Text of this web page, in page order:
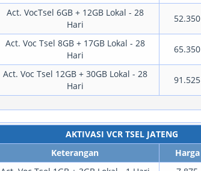
Act. VocTsel 6GB + 12GB Lokal - 28
Hari
52.350
Act. Voc Tsel 8GB + 17GB Lokal - 28
Hari
65.350
Act. Voc Tsel 12GB + 30GB Lokal - 28
Hari
91.525
AKTIVASI VCR TSEL JATENG
Keterangan Harga